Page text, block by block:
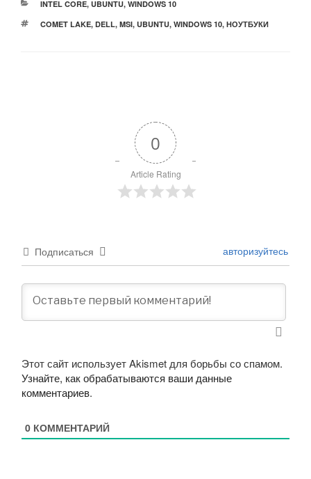
РУБРИКИ
INTEL CORE, UBUNTU, WINDOWS 10
МЕТКИ
COMET LAKE, DELL, MSI, UBUNTU, WINDOWS 10, НОУТБУКИ
0
Article Rating
Подписаться авторизуйтесь
Этот сайт использует Akismet для борьбы со спамом.
Узнайте, как обрабатываются ваши данные
комментариев.
0 КОММЕНТАРИЙ